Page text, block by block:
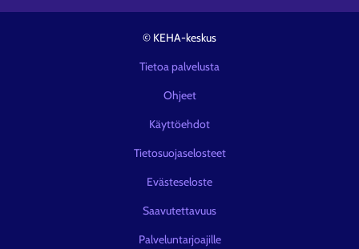
© KEHA-keskus
Tietoa palvelusta
Ohjeet
Käyttöehdot
Tietosuojaselosteet
Evästeseloste
Saavutettavuus
Palveluntarjoajille